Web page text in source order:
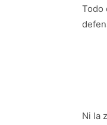
Todo
Ni la